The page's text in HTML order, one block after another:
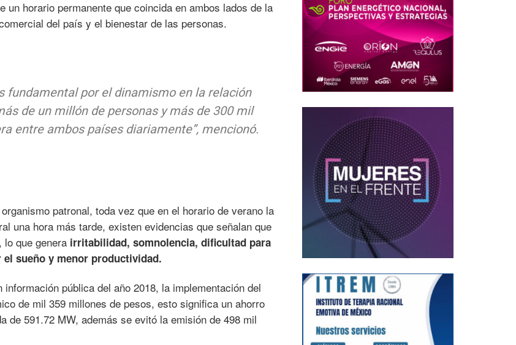
un horario permanente que coincida en ambos lados de la
del país y el bienestar de las personas.
fundamental por el dinamismo en la relación
de un millón de personas y más de 300 mil
entre ambos países diariamente”, mencionó.
patronal, toda vez que en el horario de verano la
una hora más tarde, existen evidencias que señalan que
que genera irritabilidad, somnolencia, dificultad para
sueño y menor productividad.
pública del año 2018, la implementación del
de mil 359 millones de pesos, esto significa un ahorro
de 591.72 MW, además se evitó la emisión de 498 mil